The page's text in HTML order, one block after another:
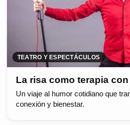
TEATRO Y ESPECTÁCULOS
La risa como terapia
Un viaje al humor cotidiano que
conexión y bienestar.